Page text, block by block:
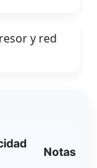
y red
Notas